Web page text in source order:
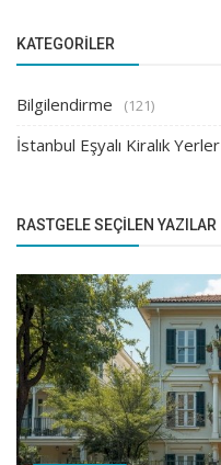
KATEGORILER
Bilgilendirme (121)
İstanbul Eşyalı Kiralık Yerler
RASTGELE SEÇILEN YAZILAR